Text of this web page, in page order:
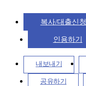
복사/대출신청
인용하기
내보내기
공유하기